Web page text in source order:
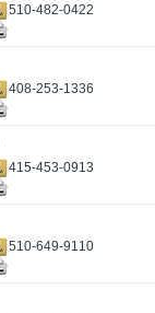
510-482-0422
408-253-1336
415-453-0913
510-649-9110